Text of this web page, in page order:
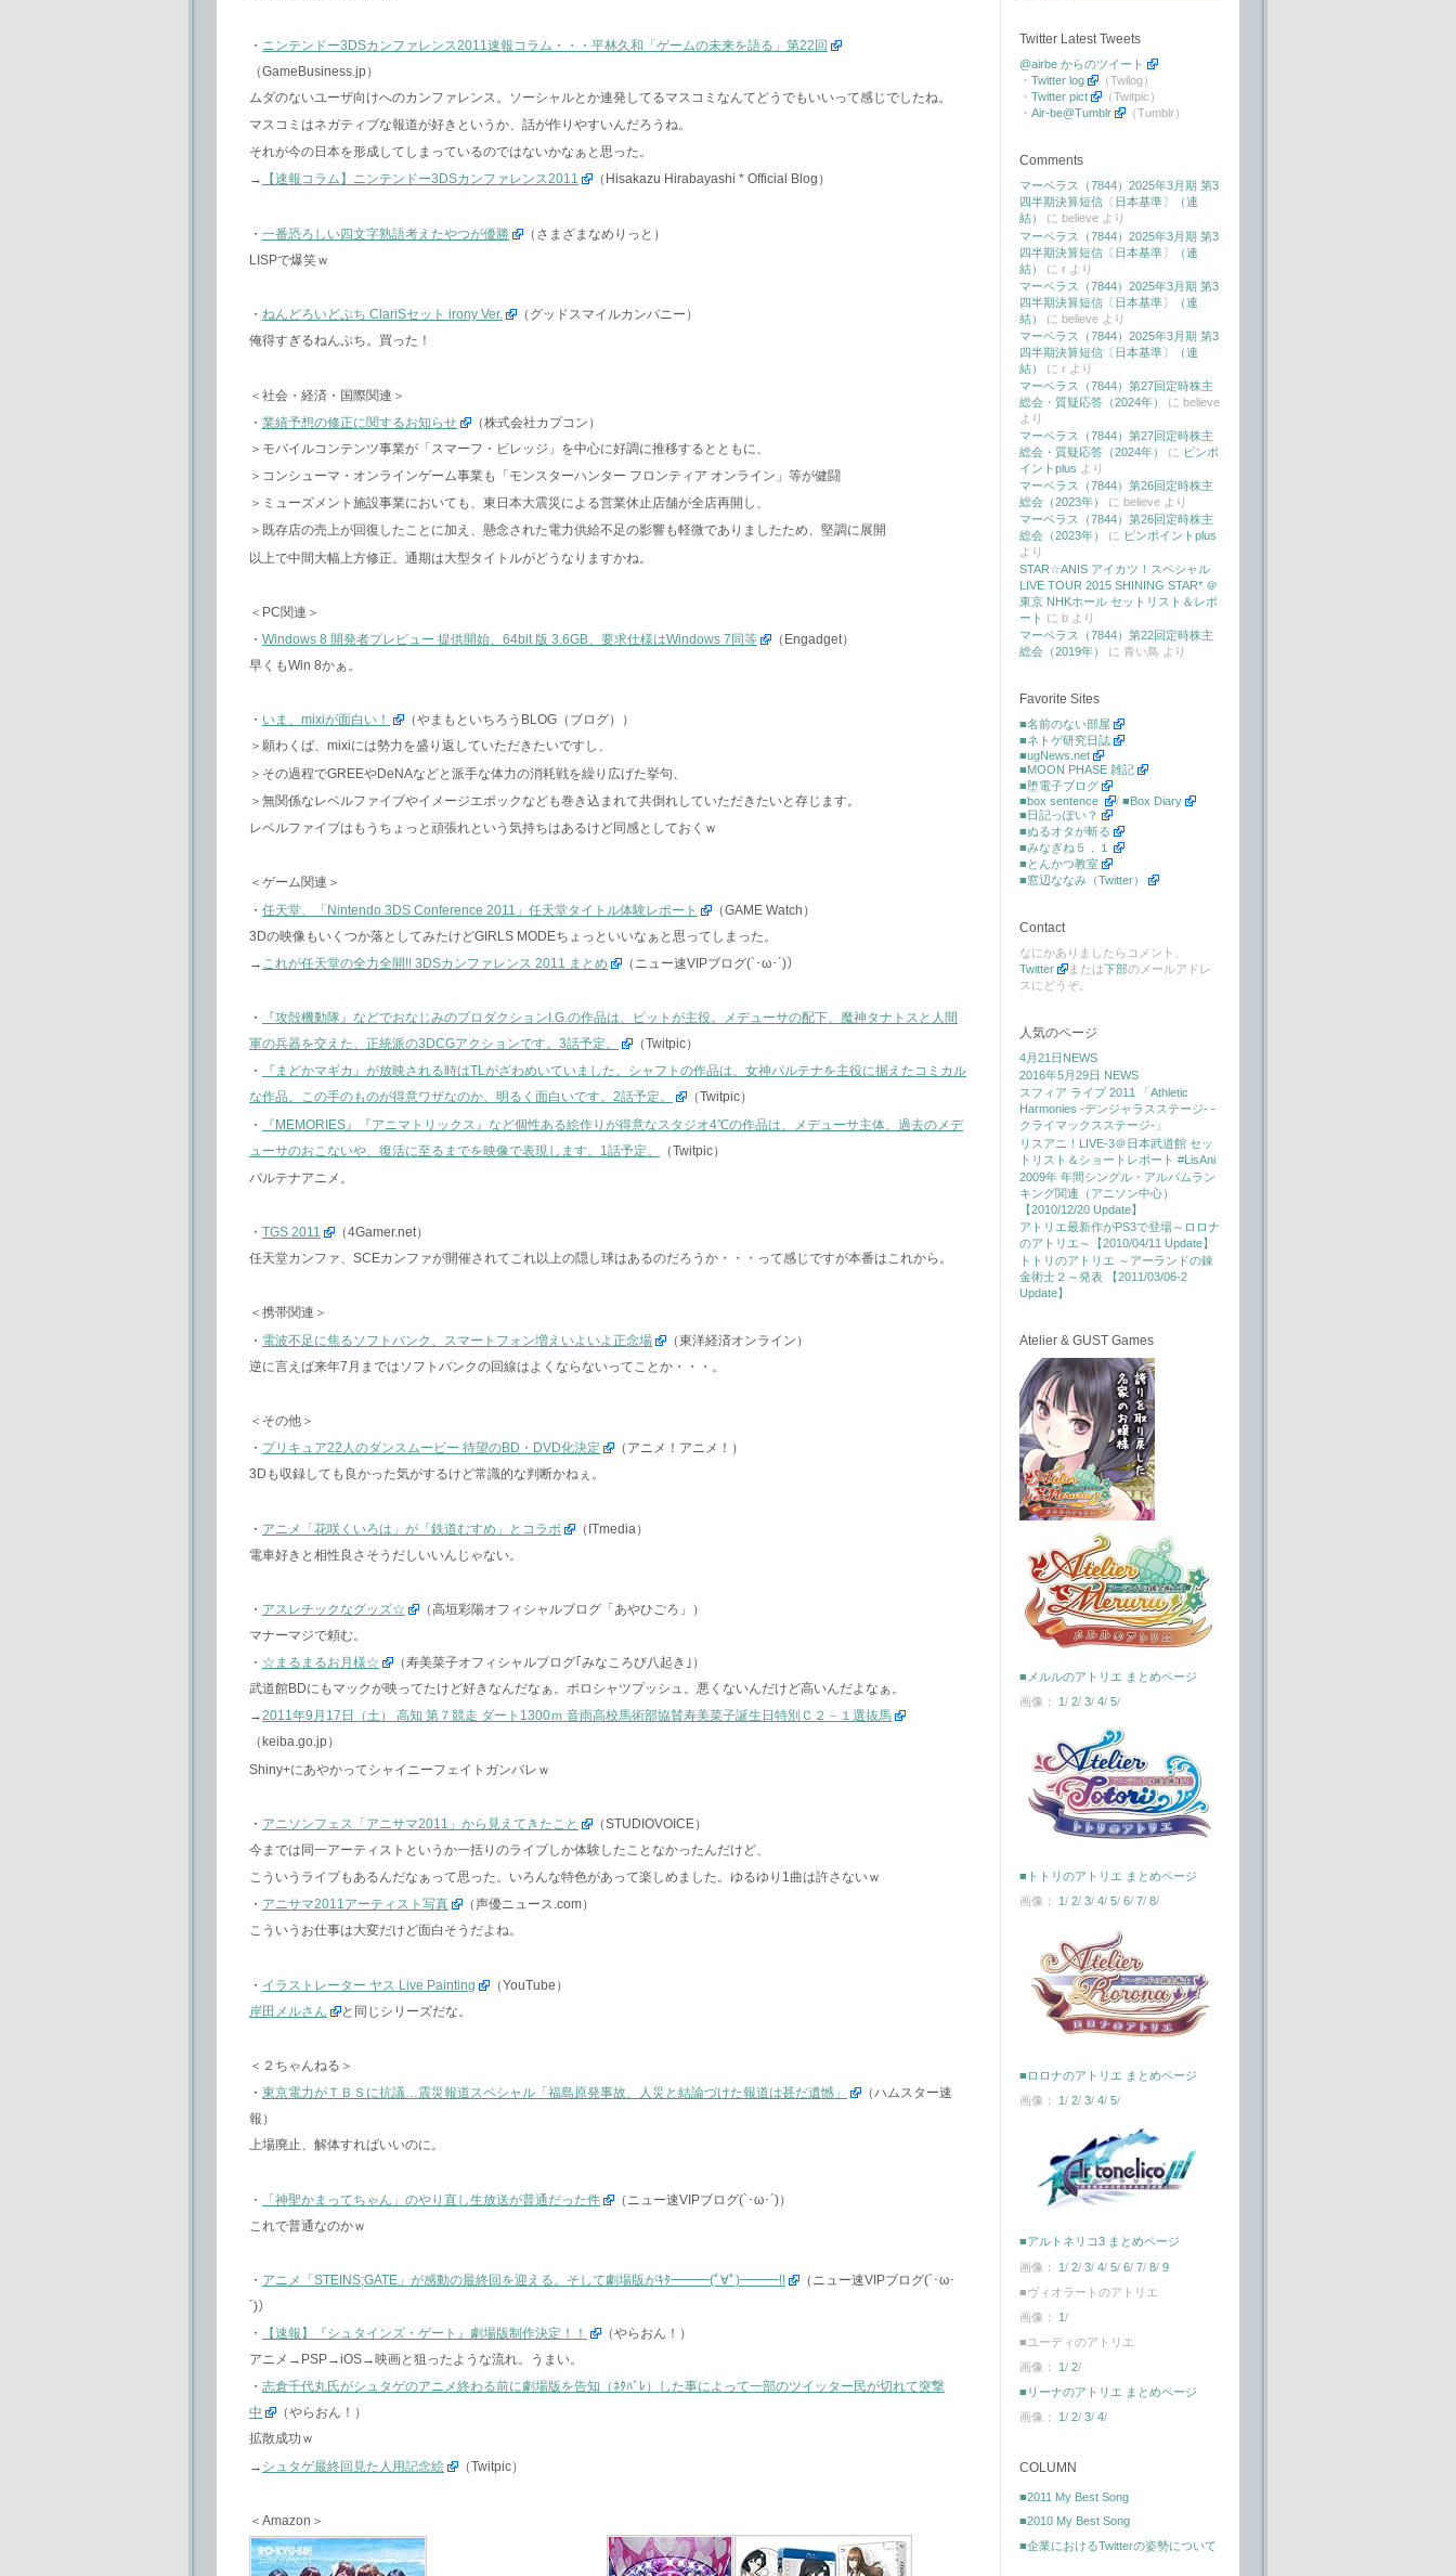
・ ニンテンドー3DSカンファレンス2011速報コラム・・・平林久和「ゲームの未来を語る」第22回
（GameBusiness.jp）
ムダのないユーザ向けへのカンファレンス。ソーシャルとか連発してるマスコミなんてどうでもいいって感じでしたね。
マスコミはネガティブな報道が好きというか、話が作りやすいんだろうね。
それが今の日本を形成してしまっているのではないかなぁと思った。
→
【速報コラム】ニンテンドー3DSカンファレンス2011 （Hisakazu Hirabayashi * Official Blog）
・ 一番恐ろしい四文字熟語考えたやつが優勝
（さまざまなめりっと）
LISPで爆笑ｗ
・ ねんどろいどぷち ClariSセット irony Ver.
（グッドスマイルカンパニー）
俺得すぎるねんぷち。買った！
＜社会・経済・国際関連＞
・ 業績予想の修正に関するお知らせ
（株式会社カプコン）
＞モバイルコンテンツ事業が「スマーフ・ビレッジ」を中心に好調に推移するとともに、
＞コンシューマ・オンラインゲーム事業も「モンスターハンター フロンティア オンライン」等が健闘
＞ミューズメント施設事業においても、東日本大震災による営業休止店舗が全店再開し、
＞既存店の売上が回復したことに加え、懸念された電力供給不足の影響も軽微でありましたため、堅調に展開
以上で中間大幅上方修正。通期は大型タイトルがどうなりますかね。
＜PC関連＞
・ Windows 8 開発者プレビュー 提供開始、64bit 版 3.6GB、要求仕様はWindows 7同等
（Engadget）
早くもWin 8かぁ。
・ いま、mixiが面白い！
（やまもといちろうBLOG（ブログ））
＞願わくば、mixiには勢力を盛り返していただきたいですし、
＞その過程でGREEやDeNAなどと派手な体力の消耗戦を繰り広げた挙句、
＞無関係なレベルファイブやイメージエポックなども巻き込まれて共倒れしていただきたいと存じます。
レベルファイブはもうちょっと頑張れという気持ちはあるけど同感としておくｗ
＜ゲーム関連＞
・ 任天堂、「Nintendo 3DS Conference 2011」任天堂タイトル体験レポート
（GAME Watch）
3Dの映像もいくつか落としてみたけどGIRLS MODEちょっといいなぁと思ってしまった。
→ これが任天堂の全力全開!! 3DSカンファレンス 2011 まとめ （ニュー速VIPブログ(`･ω･´)）
・
『攻殻機動隊』などでおなじみのプロダクションI.G.の作品は、ピットが主役。メデューサの配下、魔神タナトスと人間
軍の兵器を交えた、正統派の3DCGアクションです。3話予定。
（Twitpic）
・
『まどかマギカ』が放映される時はTLがざわめいていました。シャフトの作品は、女神パルテナを主役に据えたコミカル
な作品。この手のものが得意ワザなのか、明るく面白いです。2話予定。
（Twitpic）
・
『MEMORIES』『アニマトリックス』など個性ある絵作りが得意なスタジオ4℃の作品は、メデューサ主体。過去のメデ
ューサのおこないや、復活に至るまでを映像で表現します。1話予定。
（Twitpic）
パルテナアニメ。
・ TGS 2011
（4Gamer.net）
任天堂カンファ、SCEカンファが開催されてこれ以上の隠し球はあるのだろうか・・・って感じですが本番はこれから。
＜携帯関連＞
・ 電波不足に焦るソフトバンク、スマートフォン増えいよいよ正念場
（東洋経済オンライン）
逆に言えば来年7月まではソフトバンクの回線はよくならないってことか・・・。
＜その他＞
・ プリキュア22人のダンスムービー 待望のBD・DVD化決定
（アニメ！アニメ！）
3Dも収録しても良かった気がするけど常識的な判断かねぇ。
・ アニメ「花咲くいろは」が「鉄道むすめ」とコラボ
（ITmedia）
電車好きと相性良さそうだしいいんじゃない。
・ アスレチックなグッズ☆
（高垣彩陽オフィシャルブログ「あやひごろ」）
マナーマジで頼む。
・ ☆まるまるお月様☆
（寿美菜子オフィシャルブログ｢みなころび八起き｣）
武道館BDにもマックが映ってたけど好きなんだなぁ。ポロシャツプッシュ。悪くないんだけど高いんだよなぁ。
→2011年9月17日（土） 高知 第７競走 ダート1300ｍ 音雨高校馬術部協賛寿美菜子誕生日特別Ｃ２－１選抜馬
（keiba.go.jp）
Shiny+にあやかってシャイニーフェイトガンバレｗ
・ アニソンフェス「アニサマ2011」から見えてきたこと
（STUDIOVOICE）
今までは同一アーティストというか一括りのライブしか体験したことなかったんだけど、
こういうライブもあるんだなぁって思った。いろんな特色があって楽しめました。ゆるゆり1曲は許さないｗ
・ アニサマ2011アーティスト写真
（声優ニュース.com）
こういうお仕事は大変だけど面白そうだよね。
・ イラストレーター ヤス Live Painting
（YouTube）
岸田メルさん
と同じシリーズだな。
＜２ちゃんねる＞
・ 東京電力がＴＢＳに抗議…震災報道スペシャル「福島原発事故、人災と結論づけた報道は甚だ遺憾」
（ハムスター速
報）
上場廃止、解体すればいいのに。
・ 「神聖かまってちゃん」のやり直し生放送が普通だった件
（ニュー速VIPブログ(`･ω･´)）
これで普通なのかｗ
・ アニメ「STEINS;GATE」が感動の最終回を迎える。そして劇場版がｷﾀ━━━(ﾟ∀ﾟ)━━━!!
（ニュー速VIPブログ(`･ω･
´)）
・
【速報】『シュタインズ・ゲート』劇場版制作決定！！
（やらおん！）
アニメ→PSP→iOS→映画と狙ったような流れ。うまい。
・ 志倉千代丸氏がシュタゲのアニメ終わる前に劇場版を告知（ﾈﾀﾊﾞﾚ）した事によって一部のツイッター民が切れて突撃
中
（やらおん！）
拡散成功ｗ
→ シュタゲ最終回見た人用記念絵 （Twitpic）
＜Amazon＞
Twitter Latest Tweets
@airbe からのツイート
・ Twitter log
（Twilog）
・ Twitter pict
（Twitpic）
・ Air-be@Tumblr （Tumblr）
Comments
マーベラス（7844）2025年3月期 第3
四半期決算短信〔日本基準〕（連
結）
に believe より
マーベラス（7844）2025年3月期 第3
四半期決算短信〔日本基準〕（連
結）
に r より
マーベラス（7844）2025年3月期 第3
四半期決算短信〔日本基準〕（連
結）
に believe より
マーベラス（7844）2025年3月期 第3
四半期決算短信〔日本基準〕（連
結）
に r より
マーベラス（7844）第27回定時株主
総会・質疑応答（2024年）
に believe
より
マーベラス（7844）第27回定時株主
総会・質疑応答（2024年）
に ピンポ
イントplus より
マーベラス（7844）第26回定時株主
総会（2023年）
に believe より
マーベラス（7844）第26回定時株主
総会（2023年）
に ピンポイントplus
より
STAR☆ANIS アイカツ！スペシャル
LIVE TOUR 2015 SHINING STAR* ＠
東京 NHKホール セットリスト＆レポ
ート に b より
マーベラス（7844）第22回定時株主
総会（2019年）
に 青い鳥 より
Favorite Sites
■名前のない部屋
■ネトゲ研究日誌
■ugNews.net
■MOON PHASE 雑記
■堕電子ブログ
■box sentence
/ ■Box Diary
■日記っぽい？
■ぬるオタが斬る
■みなぎね５．１
■とんかつ教室
■窓辺ななみ（Twitter）
Contact
なにかありましたらコメント、
Twitter
または下部のメールアドレ
スにどうぞ。
人気のページ
4月21日NEWS
2016年5月29日 NEWS
スフィア ライブ 2011 「Athletic
Harmonies -デンジャラスステージ- -
クライマックスステージ-」
リスアニ！LIVE-3＠日本武道館 セッ
トリスト＆ショートレポート #LisAni
2009年 年間シングル・アルバムラン
キング関連（アニソン中心）
【2010/12/20 Update】
アトリエ最新作がPS3で登場～ロロナ
のアトリエ～【2010/04/11 Update】
トトリのアトリエ ～アーランドの錬
金術士２～発表 【2011/03/06-2
Update】
Atelier & GUST Games
■メルルのアトリエ まとめページ
画像： 1/ 2/ 3/ 4/ 5/
■トトリのアトリエ まとめページ
画像： 1/ 2/ 3/ 4/ 5/ 6/ 7/ 8/
■ロロナのアトリエ まとめページ
画像： 1 / 2/ 3/ 4/ 5/
■アルトネリコ3 まとめページ
画像： 1/ 2/ 3/ 4/ 5/ 6/ 7/ 8/ 9
■ヴィオラートのアトリエ
画像： 1/
■ユーディのアトリエ
画像： 1/ 2/
■リーナのアトリエ まとめページ
画像： 1/ 2/ 3/ 4/
COLUMN
■2011 My Best Song
■2010 My Best Song
■企業におけるTwitterの姿勢について